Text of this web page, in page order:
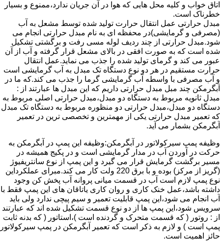
اتاق خواب و کلیه محل هایی که هوا در آن جریان ندارد،ممنوع و بسیار
خطرناک است.
مبدل حرارتی عمل انتقال حرارت تولید شده توسط مشعل به آب
(مصرفی و گرمایشی)در محفظه ای به نام مبدل حرارتی انجام می
شود.مبدل حرارتی از چند ردیف لوله مسی رفت و برگشتی تشکیل
شده است که به صورت افقی در بالای مشعل قرار گرفته و آب از آن
عبور می کند و گرمای تولید شده را جذب می نماید.عمل انتقال
حرارت مستقیم در هر دو نوع دستگاه تک مبدل به آب گرمایشی است
و آب مصرفی با واسطه آب گرمایشی گرما را جذب می کند.که ما در
آبگرمکن چند مبل مبدل حرارتی داریم که این مبدل ها عبارتند از :
مبدل ثانویه مربوط به دستگاه دو مبدل،مبدل حرارتی اصلی مربوط به
دستگاه دو مبدل،مبدل حرارتی دو منظوره مربوط به دستگاه تک مبدل
که تعمیر مبدل حرارتی یکی از مهمترین و تخصصی ترین در تعمیر
آبگرمکن بشمار می آید.
وظیفه پمپ سیرکولاتور در آبگرمکن:وظیفه این پمپ در آبگرمکن به
حرکت در آوردن آب در مدار گرمایشی است و در پکیج همیشه در
مسیر برگشت گرمایش قرار می گیرد و این پمپ از نوع سانتریفیوژ
(گریز از مرکز) بوده و با برق 220 ولت کار می کند.مبرای عملکرداین
نوع پمپ لازم است آب در قسمت میانی پروانه آب پخش کن وجود
داشته باشد،عمل خنک کاری و روان کاری یاتاقان های این پمپ فقط با
آب انجام می شود،این پمپ قابلیت تعمیر و سیم پیچی ندارد ولی باید
سرویس شود،این پمپ ها از دو نوع قسمت تشکیل شده اند که عبارتند
از : روتور ( که قسمت متحرک و گردنده است )،استاتور ( که بدنه ثابت
پمپ است ) و لازم به ذکر است که تعمیر آبگرمکن در پمپ سیرکولاتور
حائز اهمیت است.